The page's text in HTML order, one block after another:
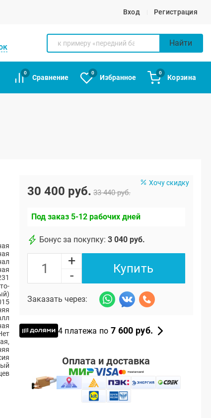
Вход Регистрация
Найти
0
Сравнение
0
Избранное
0
Корзина
Хочу скидку
30 400 руб. 33 440 руб.
Под заказ 5-12 рабочих дней
Бонус за покупку: 3 040 руб.
+
-
Купить
Заказать через:
4 платежа по 7 600 руб.
Оплата и доставка